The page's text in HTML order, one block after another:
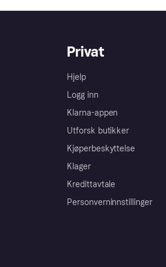
Privat
Hjelp
Logg inn
Klarna-appen
Utforsk butikker
Kjøperbeskyttelse
Klager
Kredittavtale
Personverninnstillinger